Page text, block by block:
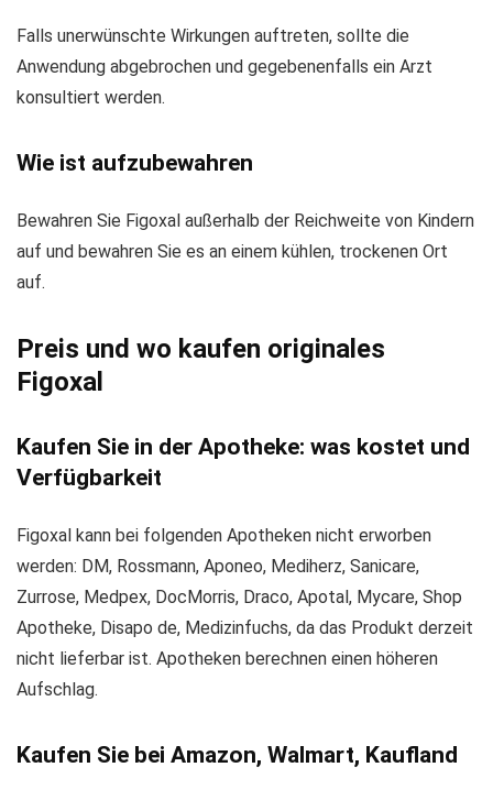
Falls unerwünschte Wirkungen auftreten, sollte die
Anwendung abgebrochen und gegebenenfalls ein Arzt
konsultiert werden.
Wie ist aufzubewahren
Bewahren Sie Figoxal außerhalb der Reichweite von Kindern
auf und bewahren Sie es an einem kühlen, trockenen Ort
auf.
Preis und wo kaufen originales
Figoxal
Kaufen Sie in der Apotheke: was kostet und
Verfügbarkeit
Figoxal kann bei folgenden Apotheken nicht erworben
werden: DM, Rossmann, Aponeo, Mediherz, Sanicare,
Zurrose, Medpex, DocMorris, Draco, Apotal, Mycare, Shop
Apotheke, Disapo de, Medizinfuchs, da das Produkt derzeit
nicht lieferbar ist. Apotheken berechnen einen höheren
Aufschlag.
Kaufen Sie bei Amazon, Walmart, Kaufland